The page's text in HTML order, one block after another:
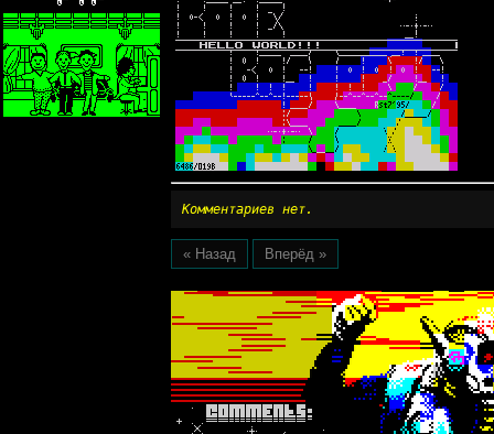
Комментариев нет.
« Назад Вперёд »